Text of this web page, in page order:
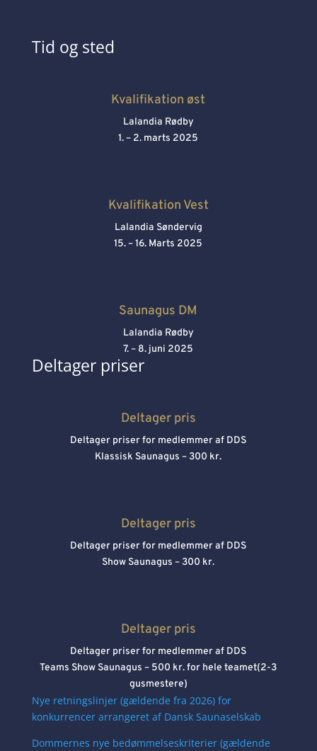
Tid og sted
Kvalifikation øst
Lalandia Rødby
1. – 2. marts 2025
Kvalifikation Vest
Lalandia Søndervig
15. – 16. Marts 2025
Saunagus DM
Lalandia Rødby
7. – 8. juni 2025
Deltager priser
Deltager pris
Deltager priser for medlemmer af DDS
Klassisk Saunagus – 300 kr.
Deltager pris
Deltager priser for medlemmer af DDS
Show Saunagus – 300 kr.
Deltager pris
Deltager priser for medlemmer af DDS
Teams Show Saunagus – 500 kr. for hele teamet(2-3
gusmestere)
Nye retningslinjer (gældende fra 2026) for
konkurrencer arrangeret af Dansk Saunaselskab
Dommernes nye bedømmelseskriterier (gældende